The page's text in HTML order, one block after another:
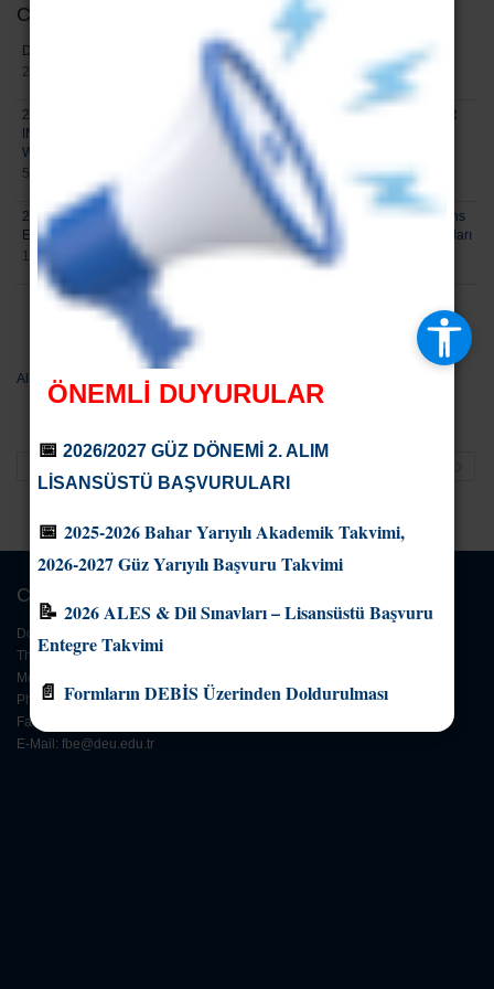
Current Announcements
Department’s Introduction Videos
21 Jul 2020
2025/2026 ACADEMIC YEAR SPRING SEMESTER APPLICATIONS FOR
INTERNATIONAL STUDENTS AND TURKISH CITIZENSHIP STUDENTS
WHO COMPLETED THEIR UNDERGRADUATE EDUCATION ABROAD
5 Jan 2026
2025/2026 Öğretim Yılı Güz Dönemi Yabancı Uyruklu Öğrenci veya Lisans
Eğitimini Yurtdışında tamamlayan TC Uyruklu Öğrenci Yerleştirme sonuçları
14 Aug 2025
All Latest Announcements List
Contact Information
Dokuz Eylül University
The Graduate School of Natural and Applied Sciences
Merkez Campus Buca Izmir 35160 Türkiye
Phone: +90 (232) 453 1717(pbx)
Fax : +90 (232) 453 8787
E-Mail: fbe@deu.edu.tr
ÖNEMLİ DUYURULAR
📅 2026/2027 GÜZ DÖNEMİ 2. ALIM
LİSANSÜSTÜ BAŞVURULARI
📅2025-2026 Bahar Yarıyılı Akademik Takvimi,
2026-2027 Güz Yarıyılı Başvuru Takvimi
📝2026 ALES & Dil Sınavları – Lisansüstü Başvuru
Entegre Takvimi
📄Formların DEBİS Üzerinden Doldurulması